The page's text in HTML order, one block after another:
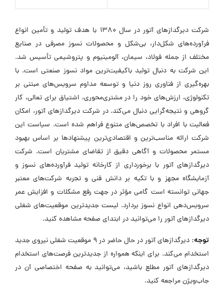
شرکت دیرگدازهای آتور در سال ۱۳۸۰ با هدف تولید و تأمین انواع
فرآورده‌های شکل‌دار، بی‌شکل و محصولات نسوز مصرفی در صنایع
مختلف از جمله فولاد، سیمان، آلومینیوم و پتروشیمی تأسیس شد.
این شرکت به دنبال تولید باکیفیت‌ترین مواد نسوز صنعتی است. با
بهره‌گیری از فناوری روز دنیا و توسعه مداوم سرویس‌های مبتنی بر
تکنولوژی، ارزش‌های خود را در مشتری‌محوری، اشتیاق برای تعالی، کار
گروهی و نتیجه‌گرایی دنبال می‌کند. در شرکت دیرگدازهای آتور، امکان
فعالیت با افراد با تخصص‌های متنوع فراهم شده است. سیاست این
شرکت ارائه مناسب‌ترین و اقتصادی‌ترین پیشنهادها بر اساس بهبود
مستمر محصولات و آگاهی دقیق از تقاضای مشتریان است. شرکت
دیرگدازهای آتور با برخورداری از کارخانه تولید فرآورده‌های نسوز و
آزمایشگاه مجهز و با تکیه بر دانش فنی و تجربه شرکت‌های معتبر
جهانی توانسته است گامی مؤثر در جهت رفع مشکلات و افزایش عمر
سرویس‌دهی انواع نسوز بردارد. لیست جدیدترین موقعیت‌های شغلی
دیرگدازهای آتور را می‌توانید در ابتدای صفحه مشاهده کنید.
توجه:
دیرگدازهای آتور در حال حاضر در ۹ موقعیت شغلی نیروی جدید
استخدام می‌کند. برای اینکه همواره از جدیدترین فرصت‌های استخدام
دیرگدازهای آتور مطلع باشید، می‌توانید به صفحه اختصاصی آن در
جاب‌ویژن مراجعه کنید.